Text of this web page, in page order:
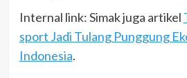
Internal link: Simak juga artikel
sport Jadi Tulang Punggung
Indonesia.